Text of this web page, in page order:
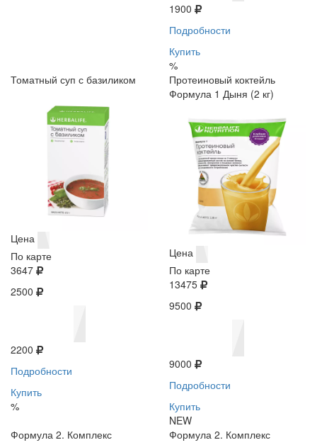
1900
Подробности
Купить
%
Томатный суп с базиликом
Цена
По карте
3647
2500
2200
Подробности
Купить
%
Протеиновый коктейль
Формула 1 Дыня (2 кг)
Цена
По карте
13475
9500
9000
Подробности
Купить
NEW
Формула 2. Комплекс
Формула 2. Комплекс